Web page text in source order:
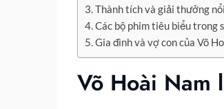
Thành tích và giải thưởng
Các bộ phim tiêu biểu trong
Gia đình và vợ con của Võ
Võ Hoài Nam